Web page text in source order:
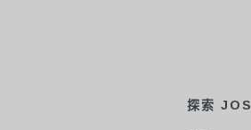
探索 JOS